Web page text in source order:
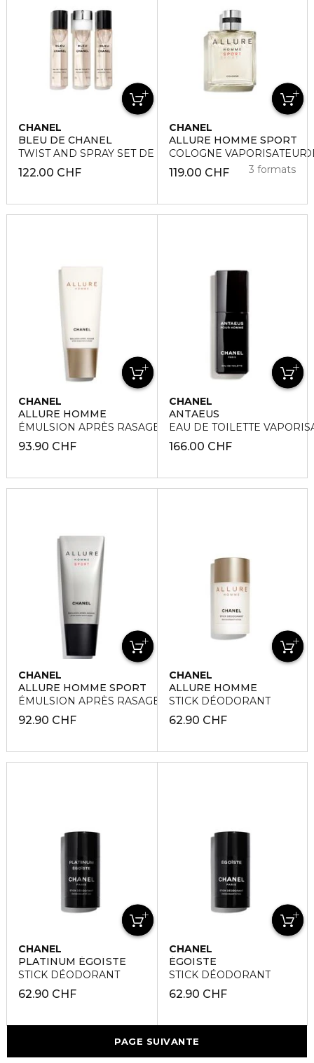
CHANEL
BLEU DE CHANEL
TWIST AND SPRAY SET DE RECHARGES 3 x 20 ml - EAU
122.00 CHF
CHANEL
ALLURE HOMME SPORT
COLOGNE VAPORISATEUR
119.00 CHF 3 formats
CHANEL
ALLURE HOMME
ÉMULSION APRÈS RASAGE
93.90 CHF
CHANEL
ANTAEUS
EAU DE TOILETTE
166.00 CHF
CHANEL
ALLURE HOMME SPORT
ÉMULSION APRÈS RASAGE
92.90 CHF
CHANEL
ALLURE HOMME
STICK DÉODORANT
62.90 CHF
CHANEL
PLATINUM ÉGOÏSTE
STICK DÉODORANT
62.90 CHF
CHANEL
ÉGOÏSTE
STICK DÉODORANT
62.90 CHF
PAGE SUIVANTE